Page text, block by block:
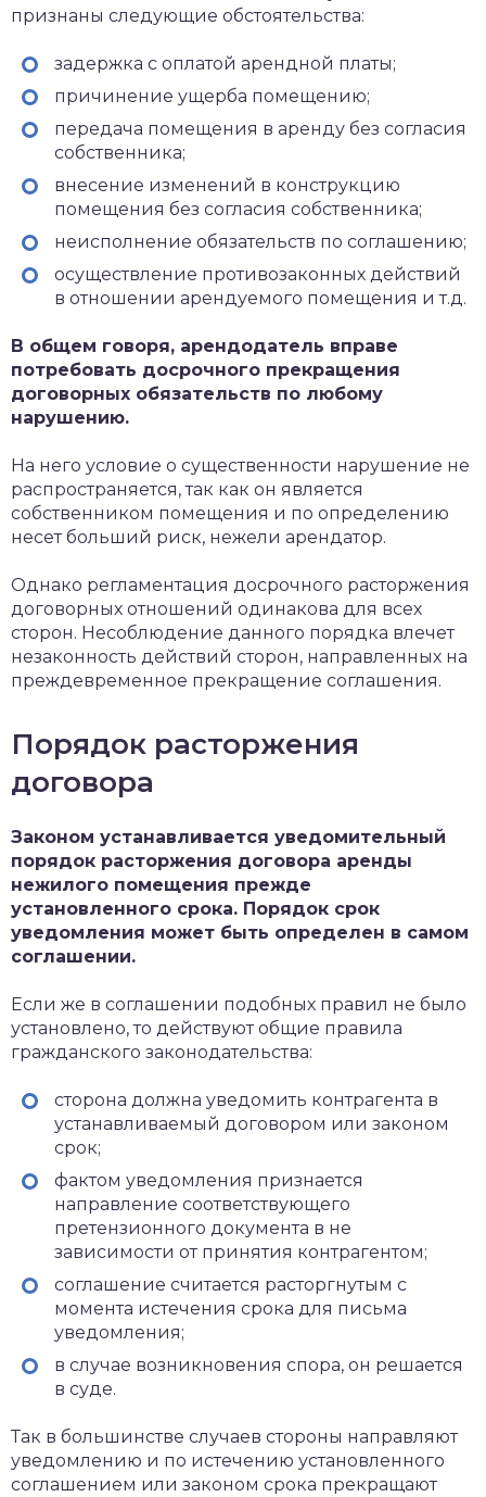
признаны следующие обстоятельства:
задержка с оплатой арендной платы;
причинение ущерба помещению;
передача помещения в аренду без согласия
собственника;
внесение изменений в конструкцию
помещения без согласия собственника;
неисполнение обязательств по соглашению;
осуществление противозаконных действий
в отношении арендуемого помещения и т.д.
В общем говоря, арендодатель вправе
потребовать досрочного прекращения
договорных обязательств по любому
нарушению.
На него условие о существенности нарушение не
распространяется, так как он является
собственником помещения и по определению
несет больший риск, нежели арендатор.
Однако регламентация досрочного расторжения
договорных отношений одинакова для всех
сторон. Несоблюдение данного порядка влечет
незаконность действий сторон, направленных на
преждевременное прекращение соглашения.
Порядок расторжения
договора
Законом устанавливается уведомительный
порядок расторжения договора аренды
нежилого помещения прежде
установленного срока. Порядок срок
уведомления может быть определен в самом
соглашении.
Если же в соглашении подобных правил не было
установлено, то действуют общие правила
гражданского законодательства:
сторона должна уведомить контрагента в
устанавливаемый договором или законом
срок;
фактом уведомления признается
направление соответствующего
претензионного документа в не
зависимости от принятия контрагентом;
соглашение считается расторгнутым с
момента истечения срока для письма
уведомления;
в случае возникновения спора, он решается
в суде.
Так в большинстве случаев стороны направляют
уведомлению и по истечению установленного
соглашением или законом срока прекращают